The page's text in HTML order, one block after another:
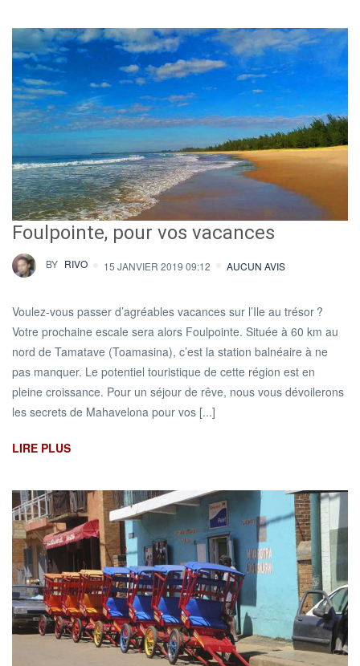
Foulpointe, pour vos vacances
BY RIVO 15 JANVIER 2019 09:12 AUCUN AVIS
Voulez-vous passer d’agréables vacances sur l’Ile au trésor ?
Votre prochaine escale sera alors Foulpointe. Située à 60 km au
nord de Tamatave (Toamasina), c’est la station balnéaire à ne
pas manquer. Le potentiel touristique de cette région est en
pleine croissance. Pour un séjour de rêve, nous vous dévoilerons
les secrets de Mahavelona pour vos [...]
LIRE PLUS